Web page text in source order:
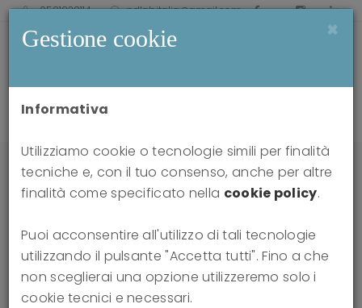
0521238114 pdlabitalia@gmail.com
Home Contatti
Gestione cookie ×
Informativa
Utilizziamo cookie o tecnologie simili per finalità
tecniche e, con il tuo consenso, anche per altre
finalità come specificato nella cookie policy.
Puoi acconsentire all'utilizzo di tali tecnologie
utilizzando il pulsante "Accetta tutti". Fino a che
non sceglierai una opzione utilizzeremo solo i
cookie tecnici e necessari.